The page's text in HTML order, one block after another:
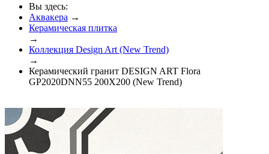
Вы здесь:
Аквакера →
Керамическая плитка
→
Коллекция Design Art (New Trend)
→
Керамический гранит DESIGN ART Flora
GP2020DNN55 200X200 (New Trend)